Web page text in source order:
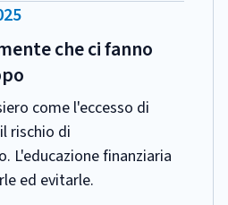
che ci fanno
come l'eccesso di
rischio di
L'educazione finanziaria
ed evitarle.